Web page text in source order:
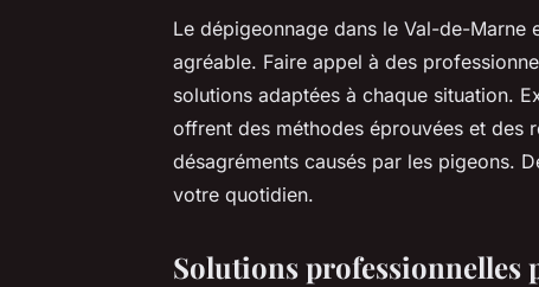
Le dépigeonnage dans le Val-de-Marne
agréable. Faire appel à des
solutions adaptées à chaque situation.
offrent des méthodes éprouvées et des
désagréments causés par les pigeons.
votre quotidien.
Solutions professionnelles